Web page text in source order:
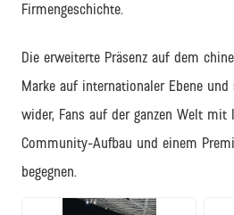
Firmengeschichte.
Die erweiterte Präsenz auf dem
Marke auf internationaler Ebene und
wider, Fans auf der ganzen Welt mit
Community-Aufbau und einem
begegnen.